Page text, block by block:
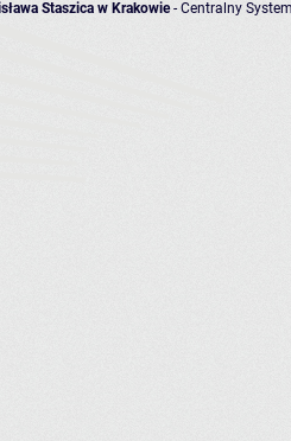
Staszica w Krakowie- Centralny